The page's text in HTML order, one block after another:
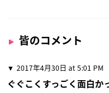
皆のコメント
2017年4月30日 at 5:01 PM
ぐぐこくすっごく面白か